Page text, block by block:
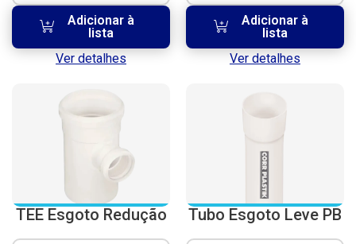
Adicionar à
lista
Ver detalhes
Adicionar à
lista
Ver detalhes
TEE Esgoto Redução Tubo Esgoto Leve PB